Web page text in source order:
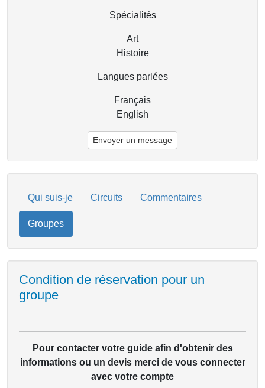
Spécialités
Art
Histoire
Langues parlées
Français
English
Envoyer un message
Qui suis-je Circuits Commentaires
Groupes
Condition de réservation pour un
groupe
Pour contacter votre guide afin d'obtenir des
informations ou un devis merci de vous connecter
avec votre compte